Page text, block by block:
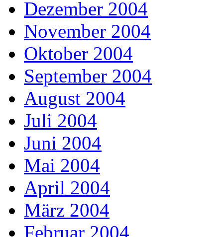
Dezember 2004
November 2004
Oktober 2004
September 2004
August 2004
Juli 2004
Juni 2004
Mai 2004
April 2004
März 2004
Februar 2004